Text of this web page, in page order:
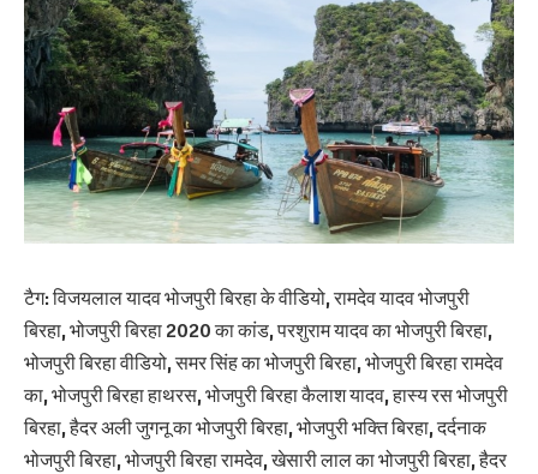
टैग: विजयलाल यादव भोजपुरी बिरहा के वीडियो, रामदेव यादव भोजपुरी
बिरहा, भोजपुरी बिरहा 2020 का कांड, परशुराम यादव का भोजपुरी बिरहा,
भोजपुरी बिरहा वीडियो, समर सिंह का भोजपुरी बिरहा, भोजपुरी बिरहा रामदेव
का, भोजपुरी बिरहा हाथरस, भोजपुरी बिरहा कैलाश यादव, हास्य रस भोजपुरी
बिरहा, हैदर अली जुगनू का भोजपुरी बिरहा, भोजपुरी भक्ति बिरहा, दर्दनाक
भोजपुरी बिरहा, भोजपुरी बिरहा रामदेव, खेसारी लाल का भोजपुरी बिरहा, हैदर